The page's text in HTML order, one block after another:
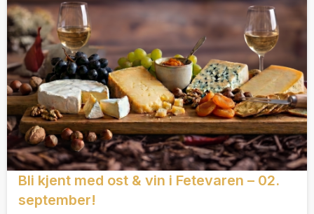
Bli kjent med ost & vin i Fetevaren – 02.
september!